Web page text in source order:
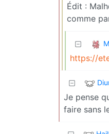
Édit :
comme
https://
Je pense
faire sans